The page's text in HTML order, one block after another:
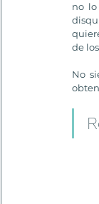
no
de
No